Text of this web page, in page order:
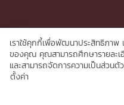
© 2026 Faculty of
เราใช้คุกกี้เพื่อพัฒนาประสิทธิภาพ
ของคุณ คุณสามารถศึกษารายละเ
และสามารถจัดการความเป็นส่วน
ตั้งค่า